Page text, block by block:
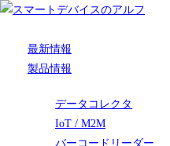
最新情報
製品情報
データコレクタ
IoT / M2M
バーコードリーダー